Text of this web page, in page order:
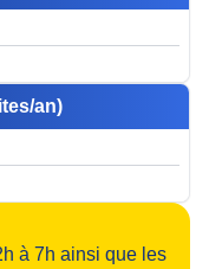
an)
à 7h ainsi que les